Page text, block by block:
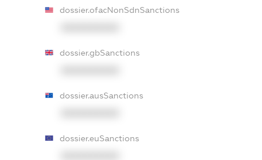
dossier.ofacNonSdnSanctions
dossier.gbSanctions
dossier.ausSanctions
dossier.euSanctions